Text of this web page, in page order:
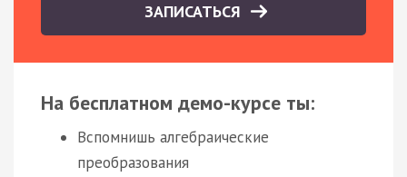
ЗАПИСАТЬСЯ
На бесплатном демо-курсе ты:
Вспомнишь алгебраические
преобразования